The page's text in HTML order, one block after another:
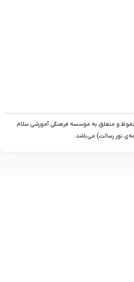
و متعلق به موسسه فرهنگی آموزشی سلام
نور رسالت) می‌باشد.